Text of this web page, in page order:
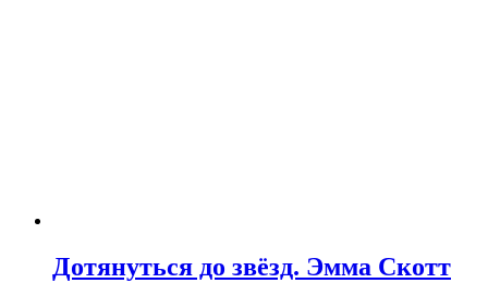
Дотянуться до звёзд. Эмма Скотт